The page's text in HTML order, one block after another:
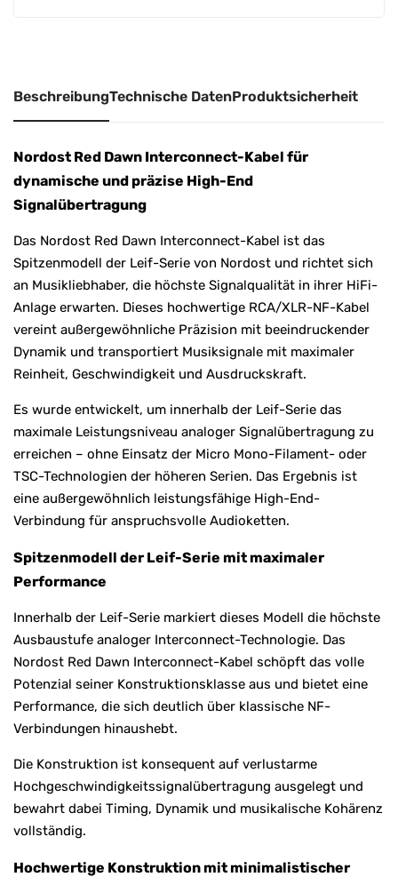
BeschreibungTechnische DatenProduktsicherheit
Nordost Red Dawn Interconnect-Kabel für
dynamische und präzise High-End
Signalübertragung
Das Nordost Red Dawn Interconnect-Kabel ist das
Spitzenmodell der Leif-Serie von Nordost und richtet sich
an Musikliebhaber, die höchste Signalqualität in ihrer HiFi-
Anlage erwarten. Dieses hochwertige RCA/XLR-NF-Kabel
vereint außergewöhnliche Präzision mit beeindruckender
Dynamik und transportiert Musiksignale mit maximaler
Reinheit, Geschwindigkeit und Ausdruckskraft.
Es wurde entwickelt, um innerhalb der Leif-Serie das
maximale Leistungsniveau analoger Signalübertragung zu
erreichen – ohne Einsatz der Micro Mono-Filament- oder
TSC-Technologien der höheren Serien. Das Ergebnis ist
eine außergewöhnlich leistungsfähige High-End-
Verbindung für anspruchsvolle Audioketten.
Spitzenmodell der Leif-Serie mit maximaler
Performance
Innerhalb der Leif-Serie markiert dieses Modell die höchste
Ausbaustufe analoger Interconnect-Technologie. Das
Nordost Red Dawn Interconnect-Kabel schöpft das volle
Potenzial seiner Konstruktionsklasse aus und bietet eine
Performance, die sich deutlich über klassische NF-
Verbindungen hinaushebt.
Die Konstruktion ist konsequent auf verlustarme
Hochgeschwindigkeitssignalübertragung ausgelegt und
bewahrt dabei Timing, Dynamik und musikalische Kohärenz
vollständig.
Hochwertige Konstruktion mit minimalistischer